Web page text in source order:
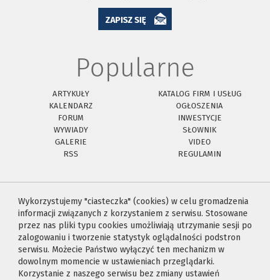
ZAPISZ SIĘ
Popularne
ARTYKUŁY
KATALOG FIRM I USŁUG
KALENDARZ
OGŁOSZENIA
FORUM
INWESTYCJE
WYWIADY
SŁOWNIK
GALERIE
VIDEO
RSS
REGULAMIN
Wykorzystujemy "ciasteczka" (cookies) w celu gromadzenia
informacji związanych z korzystaniem z serwisu. Stosowane
przez nas pliki typu cookies umożliwiają utrzymanie sesji po
zalogowaniu i tworzenie statystyk oglądalności podstron
serwisu. Możecie Państwo wyłączyć ten mechanizm w
dowolnym momencie w ustawieniach przeglądarki.
Korzystanie z naszego serwisu bez zmiany ustawień